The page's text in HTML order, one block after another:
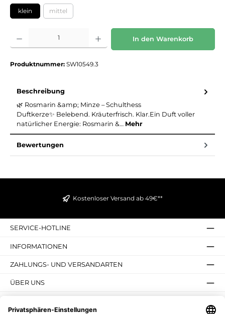
klein mittel(Diese Option ist zurzeit nicht verfügbar.)
Produkt Anzahl: Gib den gewünschten Wert ein oder benutze die Schaltflächen um
In den Warenkorb
Produktnummer: SW10549.3
Beschreibung
🌿 Rosmarin &amp; Minze – Schulthess
Duftkerze✨ Belebend. Kräuterfrisch. Klar.Ein Duft voller
natürlicher Energie: Rosmarin &… Mehr
Bewertungen
Kostenloser Versand ab 49€**
SERVICE-HOTLINE
INFORMATIONEN
ZAHLUNGS- UND VERSANDARTEN
ÜBER UNS